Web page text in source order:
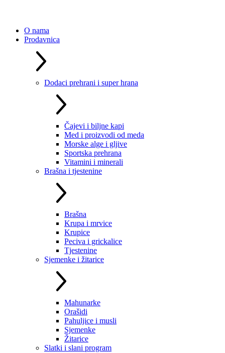
O nama
Prodavnica
Dodaci prehrani i super hrana
Čajevi i biljne kapi
Med i proizvodi od meda
Morske alge i gljive
Sportska prehrana
Vitamini i minerali
Brašna i tjestenine
Brašna
Krupa i mrvice
Krupice
Peciva i grickalice
Tjestenine
Sjemenke i žitarice
Mahunarke
Orašidi
Pahuljice i musli
Sjemenke
Žitarice
Slatki i slani program